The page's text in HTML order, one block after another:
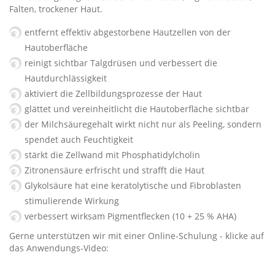
Falten, trockener Haut.
entfernt effektiv abgestorbene Hautzellen von der
Hautoberfläche
reinigt sichtbar Talgdrüsen und verbessert die
Hautdurchlässigkeit
aktiviert die Zellbildungsprozesse der Haut
glättet und vereinheitlicht die Hautoberfläche sichtbar
der Milchsäuregehalt wirkt nicht nur als Peeling, sondern
spendet auch Feuchtigkeit
stärkt die Zellwand mit Phosphatidylcholin
Zitronensäure erfrischt und strafft die Haut
Glykolsäure hat eine keratolytische und Fibroblasten
stimulierende Wirkung
verbessert wirksam Pigmentflecken (10 + 25 % AHA)
Gerne unterstützen wir mit einer Online-Schulung - klicke auf
das Anwendungs-Video: